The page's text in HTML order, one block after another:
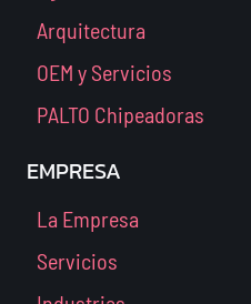
Arquitectura
OEM y Servicios
PALTO Chipeadoras
EMPRESA
La Empresa
Servicios